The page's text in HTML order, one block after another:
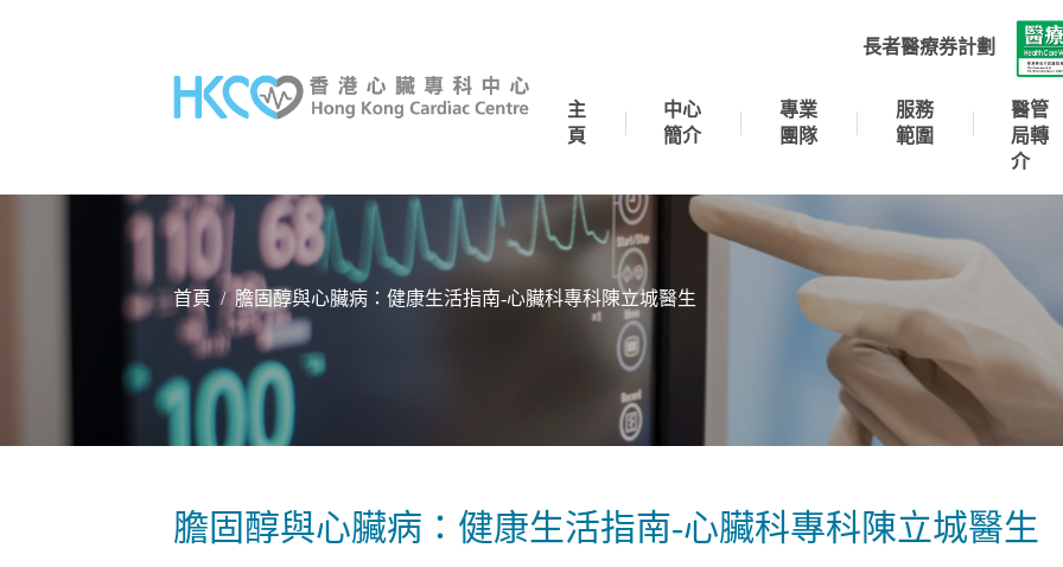
長者醫療券計劃
主
頁
中心
簡介
專業
團隊
服務
範圍
醫管
局轉
介
首頁 / 膽固醇與⼼臟病：健康⽣活指南-⼼臟科專科陳立城醫⽣
膽固醇與⼼臟病：健康⽣活指南-⼼臟科專科陳立城醫⽣